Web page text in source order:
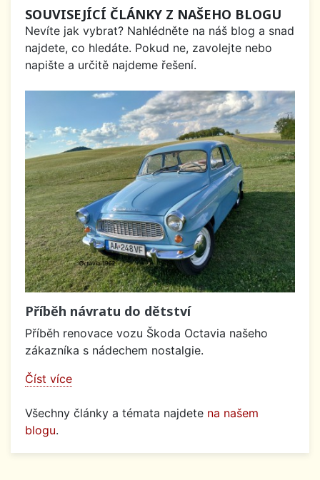
SOUVISEJÍCÍ ČLÁNKY Z NAŠEHO BLOGU
Nevíte jak vybrat? Nahlédněte na náš blog a snad
najdete, co hledáte. Pokud ne, zavolejte nebo
napište a určitě najdeme řešení.
Příběh návratu do dětství
Příběh renovace vozu Škoda Octavia našeho
zákazníka s nádechem nostalgie.
Číst více
Všechny články a témata najdete na našem
blogu.